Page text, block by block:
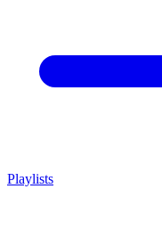
Playlists